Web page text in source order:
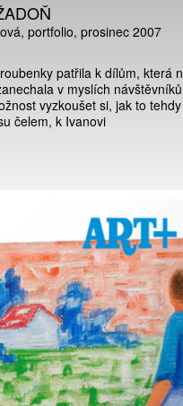
portfolio prosinec 2007
patřila k dílům, která
v myslích
vyzkoušet si, jak to
čelem, k Ivanovi